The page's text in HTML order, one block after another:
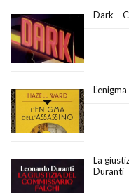
Dark –
La
Duranti